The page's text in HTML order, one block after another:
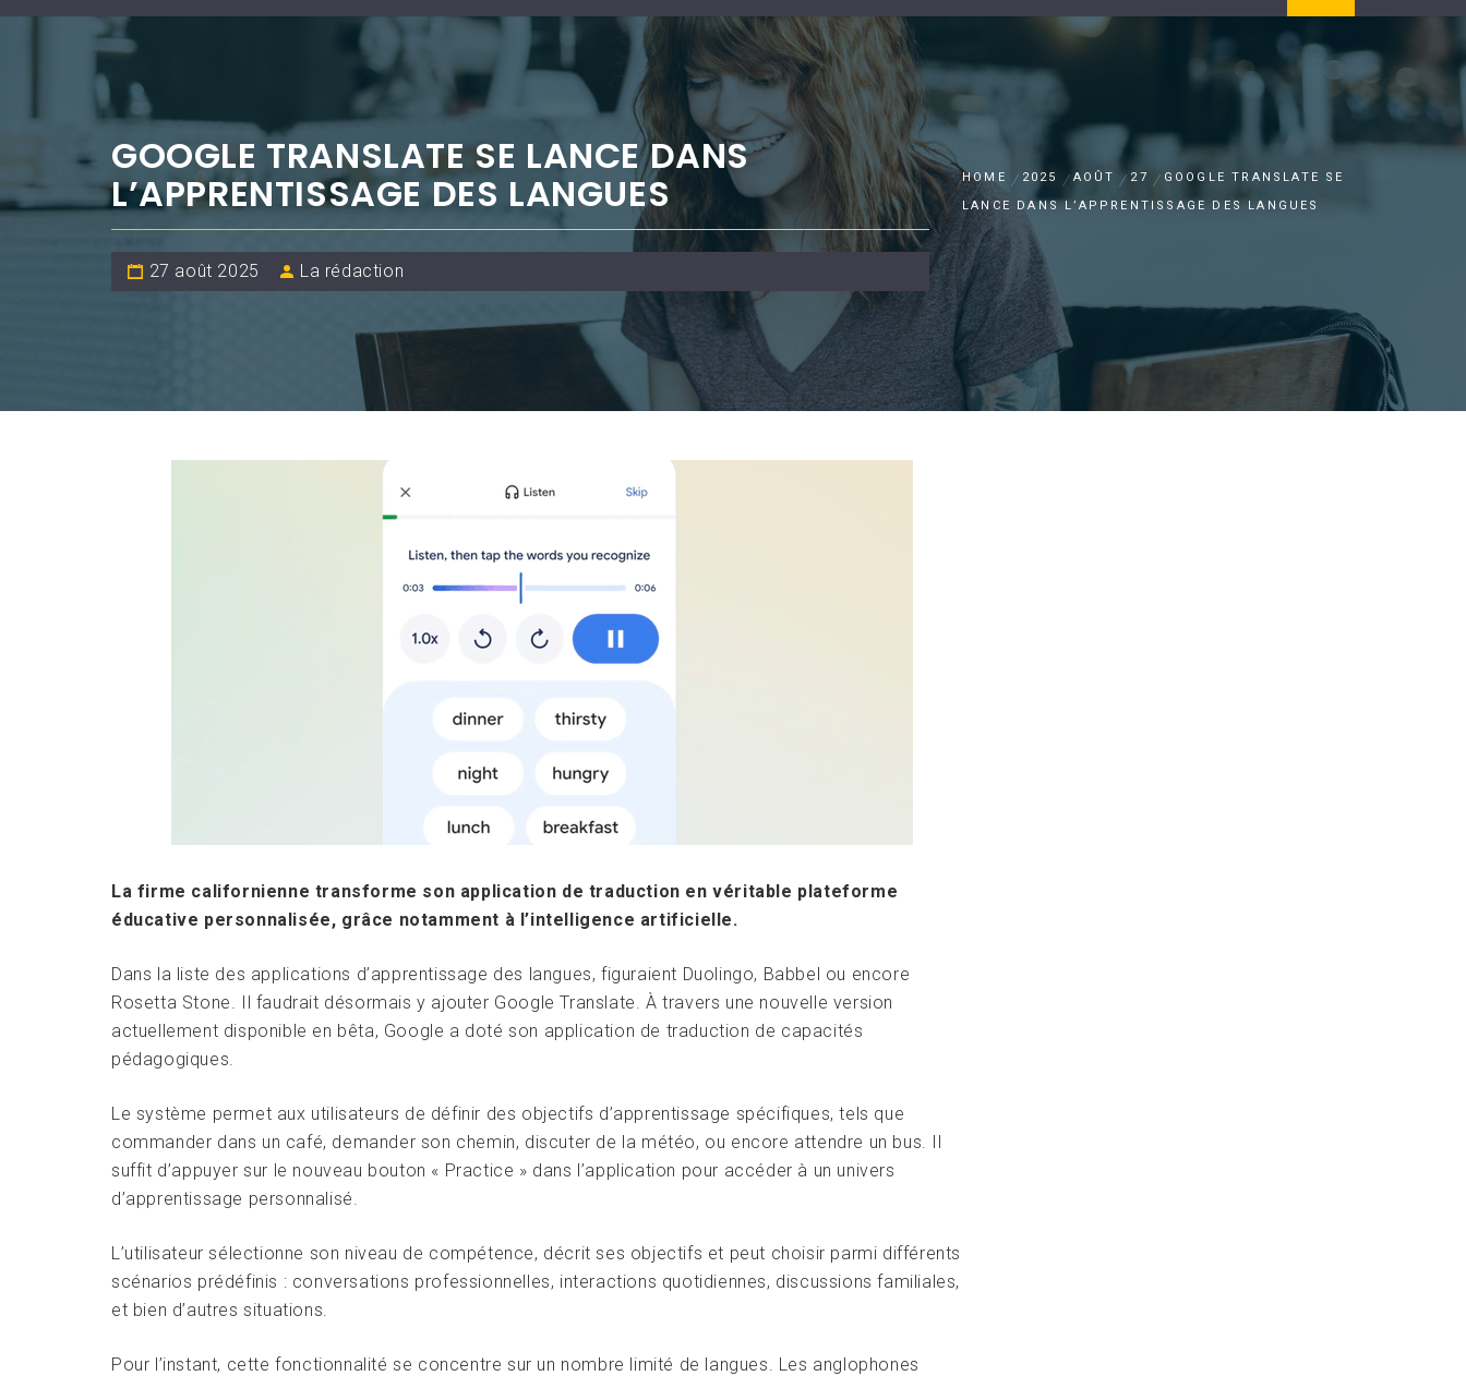
GOOGLE TRANSLATE SE LANCE DANS
L’APPRENTISSAGE DES LANGUES
27 août 2025 La rédaction
HOME 2025 AOÛT 27
GOOGLE TRANSLATE SE
LANCE DANS L’APPRENTISSAGE DES LANGUES
La firme californienne transforme son application de traduction en véritable plateforme
éducative personnalisée, grâce notamment à l’intelligence artificielle.
Dans la liste des applications d’apprentissage des langues, figuraient Duolingo, Babbel ou encore
Rosetta Stone. Il faudrait désormais y ajouter Google Translate. À travers une nouvelle version
actuellement disponible en bêta, Google a doté son application de traduction de capacités
pédagogiques.
Le système permet aux utilisateurs de définir des objectifs d’apprentissage spécifiques, tels que
commander dans un café, demander son chemin, discuter de la météo, ou encore attendre un bus. Il
suffit d’appuyer sur le nouveau bouton « Practice » dans l’application pour accéder à un univers
d’apprentissage personnalisé.
L’utilisateur sélectionne son niveau de compétence, décrit ses objectifs et peut choisir parmi différents
scénarios prédéfinis : conversations professionnelles, interactions quotidiennes, discussions familiales,
et bien d’autres situations.
Pour l’instant, cette fonctionnalité se concentre sur un nombre limité de langues. Les anglophones